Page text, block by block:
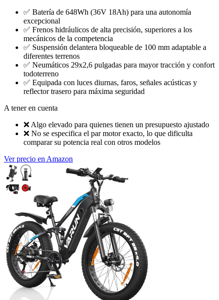
✅ Batería de 648Wh (36V 18Ah) para una autonomía
excepcional
✅ Frenos hidráulicos de alta precisión, superiores a los
mecánicos de la competencia
✅ Suspensión delantera bloqueable de 100 mm adaptable a
diferentes terrenos
✅ Neumáticos 29x2,6 pulgadas para mayor tracción y confort
todoterreno
✅ Equipada con luces diurnas, faros, señales acústicas y
reflector trasero para máxima seguridad
A tener en cuenta
❌ Algo elevado para quienes tienen un presupuesto ajustado
❌ No se especifica el par motor exacto, lo que dificulta
comparar su potencia real con otros modelos
Ver precio en Amazon